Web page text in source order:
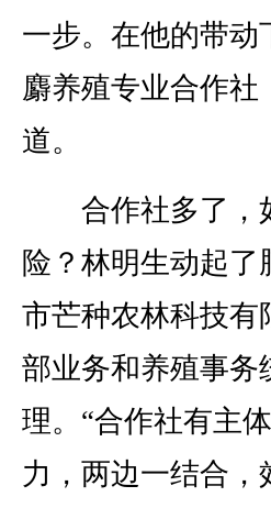
一步。在他的带动
麝养殖专业合作
道。
合作社多了，
险？林明生动起
市芒种农林科技有
部业务和养殖事务
理。“合作社有主
力，两边一结合，